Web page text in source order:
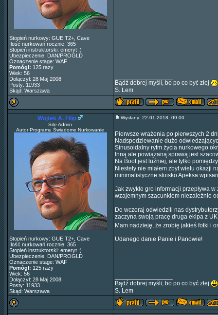
Stopień nurkowy: GUE T2+, Cave
Ilość nurkowań rocznie: 365
Stopień instruktorski: emeryt :)
Ubezpieczenie: DAN/PROGLD
Oznaczenie stage: WAF
Pomógł: 125 razy
Wiek: 56
Dołączył: 28 Maj 2008
Posty: 11933
Skąd: Warszawa
Bądź dobrej myśli, bo po co być złej
S. Lem
Wojtek A. Filip
Site Admin
Autor Programu Świadome Nurkowanie
Stopień nurkowy: GUE T2+, Cave
Ilość nurkowań rocznie: 365
Stopień instruktorski: emeryt :)
Ubezpieczenie: DAN/PROGLD
Oznaczenie stage: WAF
Pomógł: 125 razy
Wiek: 56
Dołączył: 28 Maj 2008
Posty: 11933
Skąd: Warszawa
Wysłany: 22-01-2018, 09:00
Pierwsze wrażenia po pierwszych 2
Nadspodziewanie dużo
Sinusoidalny rytm życia nurkowego
Inną ale powiązaną sprawą jest
Na Boot jest luźniej, ale tylko
Niestety nie miałem zbyt wielu okazji
minimalistyczne stoisko Apeksa
Jak zwykle gro informacji przepływa
wzajemnym szacunkiem niezależnie
Do wczoraj odwiedzili nas
zaczyna swoją pracę druga ekipa z
Mam nadzieję, że zrobię jakieś fotki i
Udanego danie Panie i Panowie!
Bądź dobrej myśli, bo po co być złej
S. Lem